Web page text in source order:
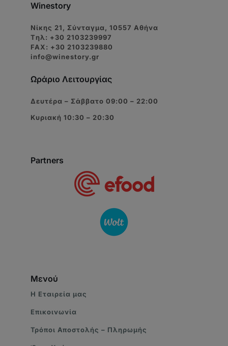
Winestory
Νίκης 21, Σύνταγμα, 10557 Αθήνα
Tηλ: +30 2103239997
FAX: +30 2103239880
info@winestory.gr
Ωράριο Λειτουργίας
Δευτέρα – Σάββατο 09:00 – 22:00
Κυριακή 10:30 – 20:30
Partners
Μενού
Η Eταιρεία μας
Επικοινωνία
Τρόποι Αποστολής – Πληρωμής